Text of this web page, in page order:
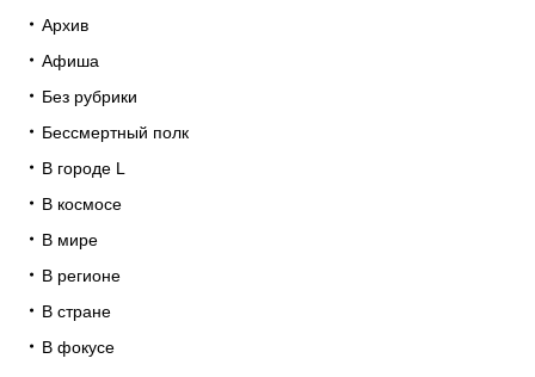
Архив
Афиша
Без рубрики
Бессмертный полк
В городе L
В космосе
В мире
В регионе
В стране
В фокусе